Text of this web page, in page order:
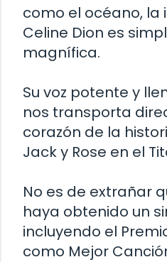
como el océano,
Celine Dion es
magnífica.
Su voz potente y
nos transporta
corazón de la
Jack y Rose en el
No es de extrañar
haya obtenido un
incluyendo el
como Mejor